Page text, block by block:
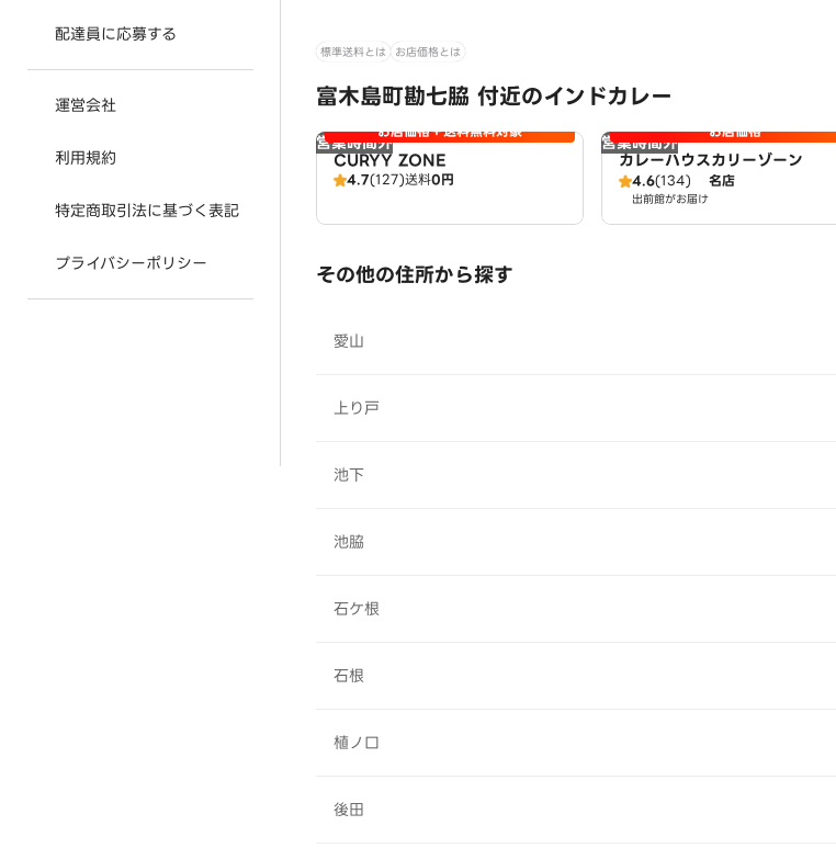
配達員に応募する
運営会社
利用規約
特定商取引法に基づく表記
プライバシーポリシー
標準送料とは お店価格とは
富木島町勘七脇 付近のインドカレー
営業時間外お店価格＋送料無料対象
CURYY ZONE
4.7(127)送料0円
営業時間外 お店価格
カレーハウスカリーゾーン
4.6(134) 名店
出前館がお届け
その他の住所から探す
愛山
上り戸
池下
池脇
石ケ根
石根
植ノ口
後田